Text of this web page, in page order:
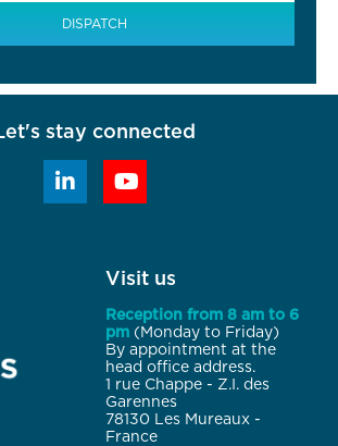
stay connected
 
Visit us
Reception from 8 am to 6
pm (Monday to Friday)
By appointment at the
head office address.
1 rue Chappe - Z.I. des
Garennes
78130 Les Mureaux -
France